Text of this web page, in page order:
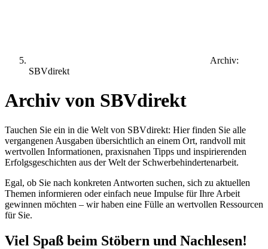
Archiv:
SBVdirekt
Archiv von SBVdirekt
Tauchen Sie ein in die Welt von SBVdirekt: Hier finden Sie alle
vergangenen Ausgaben übersichtlich an einem Ort, randvoll mit
wertvollen Informationen, praxisnahen Tipps und inspirierenden
Erfolgsgeschichten aus der Welt der Schwerbehindertenarbeit.
Egal, ob Sie nach konkreten Antworten suchen, sich zu aktuellen
Themen informieren oder einfach neue Impulse für Ihre Arbeit
gewinnen möchten – wir haben eine Fülle an wertvollen Ressourcen
für Sie.
Viel Spaß beim Stöbern und Nachlesen!